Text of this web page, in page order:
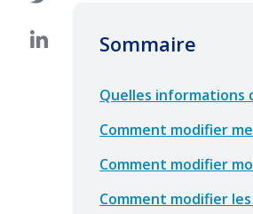
Sommaire
Quelles informations
Comment modifier
Comment modifier
Comment modifier